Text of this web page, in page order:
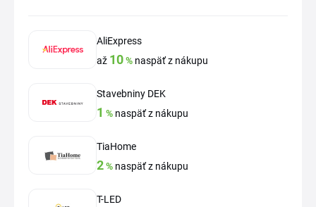
AliExpress
až 10% naspäť z nákupu
Stavebniny DEK
1 % naspäť z nákupu
TiaHome
2% naspäť z nákupu
T-LED